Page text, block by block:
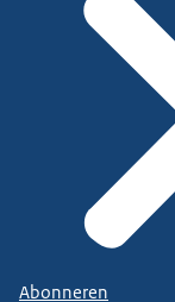
Abonneren